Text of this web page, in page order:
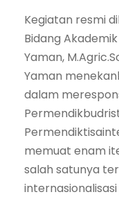
Kegiatan resmi
Bidang
Yaman,
Yaman
dalam
memuat enam
salah satunya